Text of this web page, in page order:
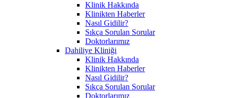
Klinik Hakkında
Klinikten Haberler
Nasıl Gidilir?
Sıkça Sorulan Sorular
Doktorlarımız
Dahiliye Kliniği
Klinik Hakkında
Klinikten Haberler
Nasıl Gidilir?
Sıkça Sorulan Sorular
Doktorlarımız